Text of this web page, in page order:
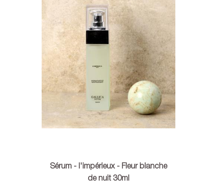
Sérum - l'impérieux - Fleur blanche
de nuit 30ml